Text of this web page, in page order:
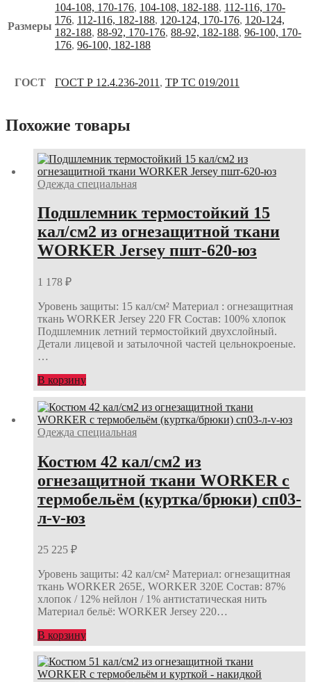
Размеры
104-108, 170-176, 104-108, 182-188, 112-116, 170-
176, 112-116, 182-188, 120-124, 170-176, 120-124,
182-188, 88-92, 170-176, 88-92, 182-188, 96-100, 170-
176, 96-100, 182-188
ГОСТ ГОСТ Р 12.4.236-2011 , ТР ТС 019/2011
Похожие товары
Одежда специальная
Подшлемник термостойкий 15
кал/см2 из огнезащитной ткани
WORKER Jersey пшт-620-юз
1 178 ₽
Уровень защиты: 15 кал/см² Материал : огнезащитная
ткань WORKER Jersey 220 FR Состав: 100% хлопок
Подшлемник летний термостойкий двухслойный.
Детали лицевой и затылочной частей цельнокроеные.
…
В корзину
Одежда специальная
Костюм 42 кал/см2 из
огнезащитной ткани WORKER с
термобельём (куртка/брюки) сп03-
л-v-юз
25 225 ₽
Уровень защиты: 42 кал/см² Материал: огнезащитная
ткань WORKER 265E, WORKER 320E Состав: 87%
хлопок / 12% нейлон / 1% антистатическая нить
Материал бельё: WORKER Jersey 220…
В корзину